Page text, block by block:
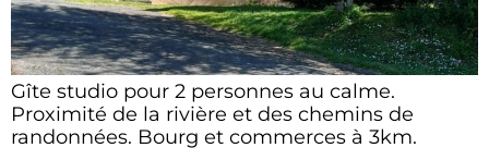
Gîte studio pour 2 personnes au calme.
Proximité de la rivière et des chemins de
randonnées. Bourg et commerces à 3km.